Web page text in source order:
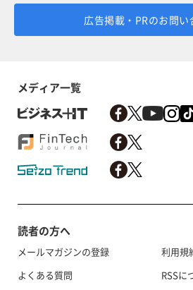
広告掲載・PRのお問い
メディア一覧
読者の方へ
メールマガジンの登録
よくある質問
利用規
RSSに